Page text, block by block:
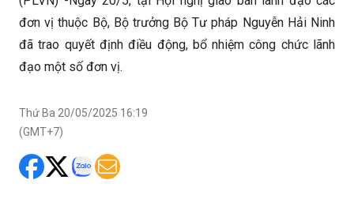
đơn vị thuộc Bộ, Bộ trưởng Bộ Tư pháp Nguyễn Hải Ninh
đã trao quyết định điều động, bổ nhiệm công chức lãnh
đạo một số đơn vị.
Thứ Ba 20/05/2025 16:19
(GMT+7)